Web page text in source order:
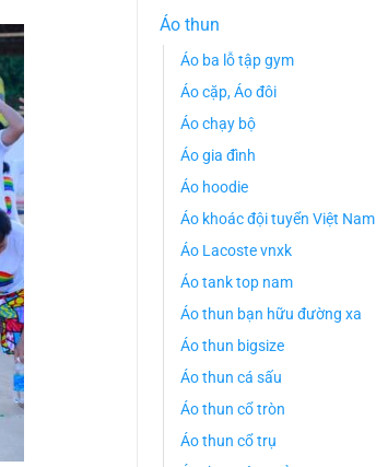
Áo thun
Áo ba lỗ tập gym
Áo cặp, Áo đôi
Áo chạy bộ
Áo gia đình
Áo hoodie
Áo khoác đội tuyển Việt Nam
Áo Lacoste vnxk
Áo tank top nam
Áo thun bạn hữu đường xa
Áo thun bigsize
Áo thun cá sấu
Áo thun cổ tròn
Áo thun cổ trụ